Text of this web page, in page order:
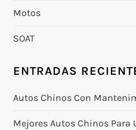
Motos
SOAT
ENTRADAS
Autos Chinos Con
Mejores Autos Chinos Para